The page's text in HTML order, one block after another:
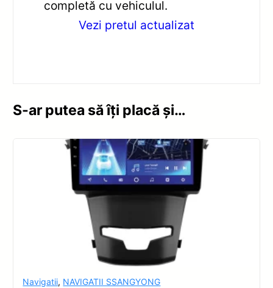
completă cu vehiculul.
Vezi pretul actualizat
S-ar putea să îți placă și…
Navigatii, NAVIGATII SSANGYONG